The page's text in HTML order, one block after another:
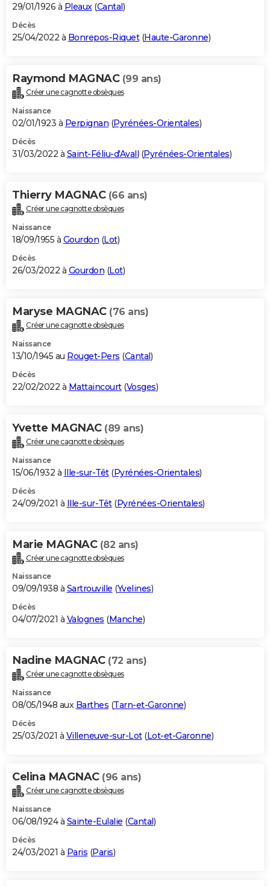
29/01/1926 à Pleaux(Cantal)
Décès
25/04/2022 à Bonrepos-Riquet(Haute-Garonne)
Raymond MAGNAC (99 ans)
Créer une cagnotte obsèques
Naissance
02/01/1923 à Perpignan (Pyrénées-Orientales)
Décès
31/03/2022 à Saint-Féliu-d'Avall (Pyrénées-Orientales)
Thierry MAGNAC (66 ans)
Créer une cagnotte obsèques
Naissance
18/09/1955 à Gourdon (Lot)
Décès
26/03/2022 à Gourdon (Lot)
Maryse MAGNAC (76 ans)
Créer une cagnotte obsèques
Naissance
13/10/1945 au Rouget-Pers (Cantal)
Décès
22/02/2022 à Mattaincourt(Vosges)
Yvette MAGNAC (89 ans)
Créer une cagnotte obsèques
Naissance
15/06/1932 à Ille-sur-Têt(Pyrénées-Orientales)
Décès
24/09/2021 à Ille-sur-Têt(Pyrénées-Orientales)
Marie MAGNAC (82 ans)
Créer une cagnotte obsèques
Naissance
09/09/1938 à Sartrouville (Yvelines)
Décès
04/07/2021 à Valognes (Manche)
Nadine MAGNAC (72 ans)
Créer une cagnotte obsèques
Naissance
08/05/1948 aux Barthes (Tarn-et-Garonne)
Décès
25/03/2021 à Villeneuve-sur-Lot(Lot-et-Garonne)
Celina MAGNAC (96 ans)
Créer une cagnotte obsèques
Naissance
06/08/1924 à Sainte-Eulalie (Cantal)
Décès
24/03/2021 à Paris (Paris)